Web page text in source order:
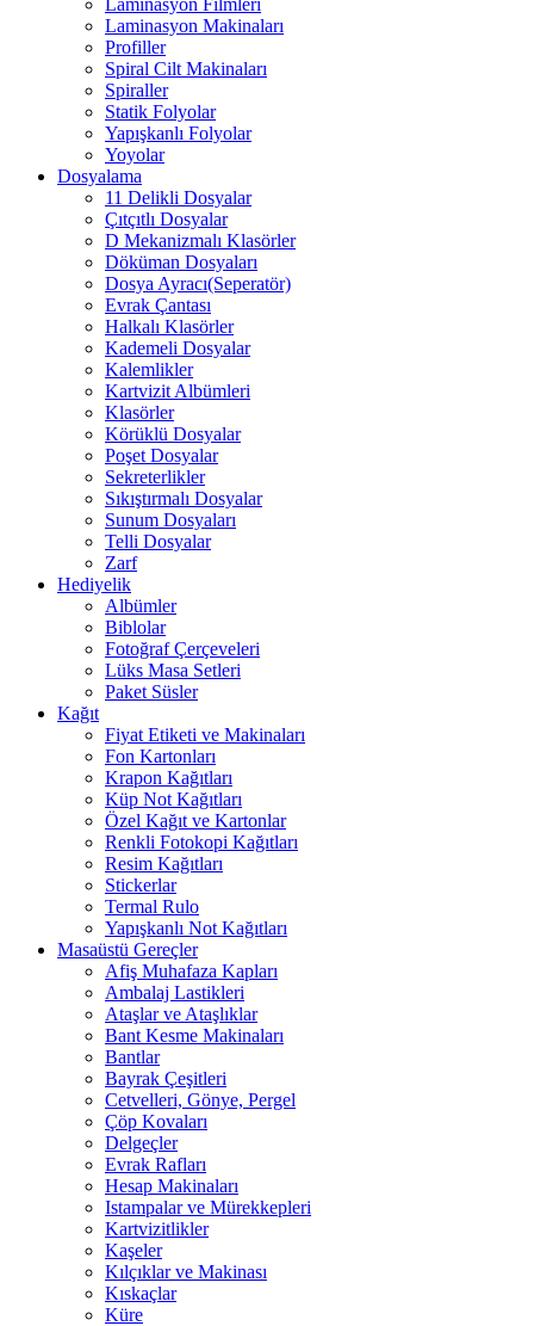
Laminasyon Makinaları
Profiller
Spiral Cilt Makinaları
Spiraller
Statik Folyolar
Yapışkanlı Folyolar
Yoyolar
Dosyalama
11 Delikli Dosyalar
Çıtçıtlı Dosyalar
D Mekanizmalı Klasörler
Döküman Dosyaları
Dosya Ayracı(Seperatör)
Evrak Çantası
Halkalı Klasörler
Kademeli Dosyalar
Kalemlikler
Kartvizit Albümleri
Klasörler
Körüklü Dosyalar
Poşet Dosyalar
Sekreterlikler
Sıkıştırmalı Dosyalar
Sunum Dosyaları
Telli Dosyalar
Zarf
Hediyelik
Albümler
Biblolar
Fotoğraf Çerçeveleri
Lüks Masa Setleri
Paket Süsler
Kağıt
Fiyat Etiketi ve Makinaları
Fon Kartonları
Krapon Kağıtları
Küp Not Kağıtları
Özel Kağıt ve Kartonlar
Renkli Fotokopi Kağıtları
Resim Kağıtları
Stickerlar
Termal Rulo
Yapışkanlı Not Kağıtları
Masaüstü Gereçler
Afiş Muhafaza Kapları
Ambalaj Lastikleri
Ataşlar ve Ataşlıklar
Bant Kesme Makinaları
Bantlar
Bayrak Çeşitleri
Cetvelleri, Gönye, Pergel
Çöp Kovaları
Delgeçler
Evrak Rafları
Hesap Makinaları
Istampalar ve Mürekkepleri
Kartvizitlikler
Kaşeler
Kılçıklar ve Makinası
Kıskaçlar
Küre